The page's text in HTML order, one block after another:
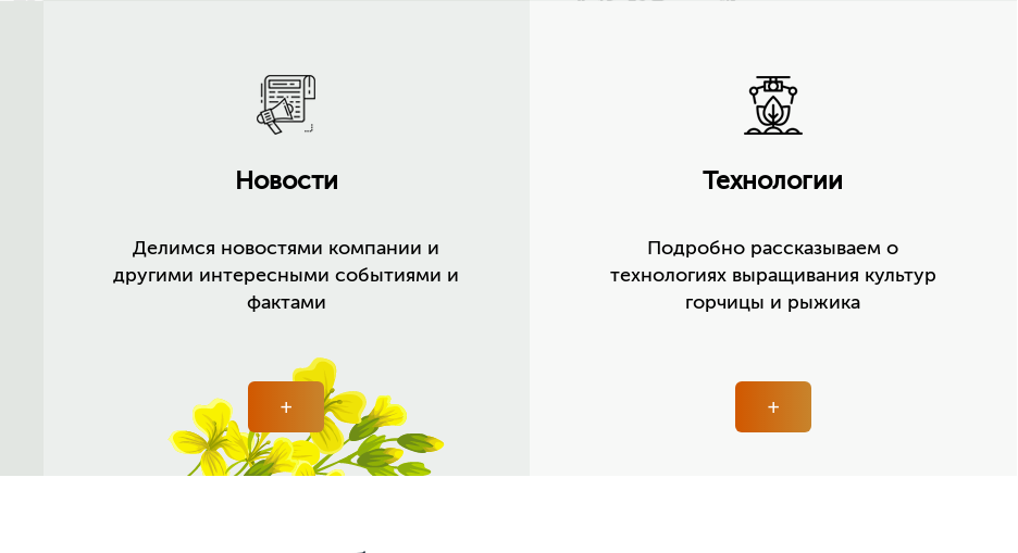
Новости
Делимся новостями компании и
другими интересными событиями и
фактами
+
Технологии
Подробно рассказываем о
технологиях выращивания культур
горчицы и рыжика
+